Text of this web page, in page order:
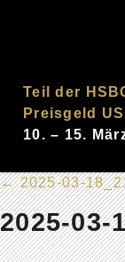
Teil der
Preisgeld
10. – 15.
←2025-03-
2025-03-